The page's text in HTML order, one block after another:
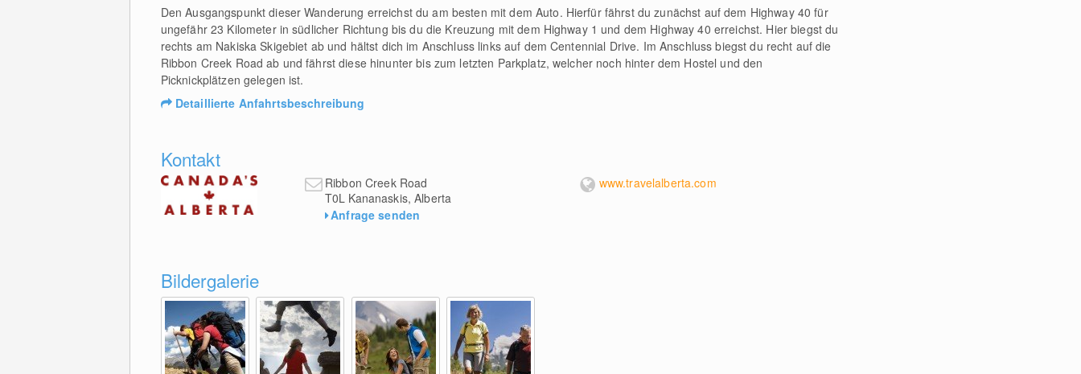
Den Ausgangspunkt dieser Wanderung erreichst du am besten mit dem Auto. Hierfür fährst du zunächst auf dem Highway 40 für
ungefähr 23 Kilometer in südlicher Richtung bis du die Kreuzung mit dem Highway 1 und dem Highway 40 erreichst. Hier biegst du
rechts am Nakiska Skigebiet ab und hältst dich im Anschluss links auf dem Centennial Drive. Im Anschluss biegst du recht auf die
Ribbon Creek Road ab und fährst diese hinunter bis zum letzten Parkplatz, welcher noch hinter dem Hostel und den
Picknickplätzen gelegen ist.
Detaillierte Anfahrtsbeschreibung
Kontakt
Ribbon Creek Road
T0L Kananaskis, Alberta
Anfrage senden
www.travelalberta.com
Bildergalerie